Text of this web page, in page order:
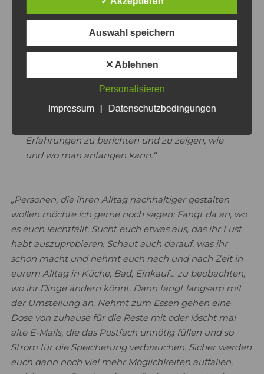
nachhaltigeren Lebensweisen ist, wird es noch
schwieriger.“
„So kam die Idee Menschen die Möglichkeit zu
geben, sich in einer Gruppe schaffbare Ziele
Schritt für Schritt vorzunehmen, sich dort auch
gegenseitig zu motivieren dranzubleiben, Input
von Expertinnen und Experten zu bekommen
Erfahrungen zu berichten und zu zeigen, wie
und wo man anfangen kann.“
„Personen, die ihren Alltag nachhaltiger gestalten
wollen möchte ich gerne noch sagen: Fangt da an, wo
es euch leichtfällt. Sucht euch etwas aus, das ihr Lust
habt auszuprobieren. Schaut auch darauf, was ihr
schon macht und nehmt euch nach und nach Zeit in
eurem Alltag in Küche, Bad, Einkauf… zu beobachten,
wo ihr Dinge ändern könnt. Dann fangt langsam mit
der Umstellung an. Nehmt zum Essen gehen eine
Dose von zuhause für die Reste mit oder löscht mal
alte E-Mails, die das Postfach unnötig füllen und so
Strom für die Speicherung verbrauchen. Sicher werden
euch dann noch viel mehr Möglichkeiten auffallen,
Auswahl speichern
✕ Ablehnen
Personalisieren
Impressum
| Datenschutzbedingungen